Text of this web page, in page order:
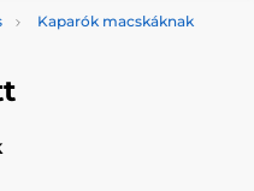
Kaparók macskáknak